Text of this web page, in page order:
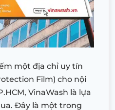
một địa chỉ uy tín
Film) cho nội
VinaWash là lựa
Đây là một trong